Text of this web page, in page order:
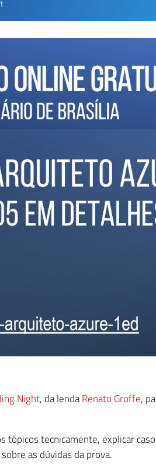
Night, da lendaRenato Groffe,
tecnicamente, explicar
as dúvidas da prova.